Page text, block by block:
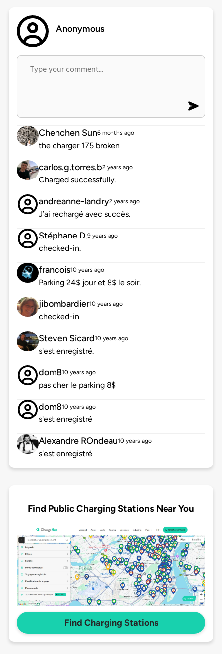
Anonymous
Chenchen Sun6 months ago
the charger 175 broken
carlos.g.torres.b2 years ago
Charged successfully.
andreanne-landry2 years ago
J’ai rechargé avec succès.
Stéphane D.9 years ago
checked-in.
francois10 years ago
Parking 24$ jour et 8$ le soir.
jibombardier10 years ago
checked-in
Steven Sicard10 years ago
s'est enregistré.
dom810 years ago
pas cher le parking 8$
dom810 years ago
s'est enregistré
Alexandre ROndeau10 years ago
s'est enregistré
Find Public Charging Stations Near You
Find Charging Stations